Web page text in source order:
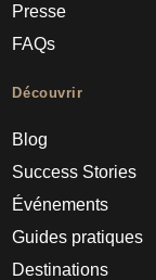
Presse
FAQs
Découvrir
Blog
Success Stories
Événements
Guides pratiques
Destinations